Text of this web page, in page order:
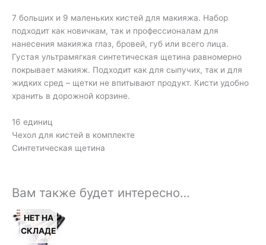
7 больших и 9 маленьких кистей для макияжа. Набор
подходит как новичкам, так и профессионалам для
нанесения макияжа глаз, бровей, губ или всего лица.
Густая ультрамягкая синтетическая щетина равномерно
покрывает макияж. Подходит как для сыпучих, так и для
жидких сред – щетки не впитывают продукт. Кисти удобно
хранить в дорожной корзине.
16 единиц
Чехол для кистей в комплекте
Синтетическая щетина
Вам также будет интересно…
НЕТ НА
СКЛАДЕ